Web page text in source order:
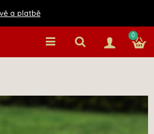
a platbě
0